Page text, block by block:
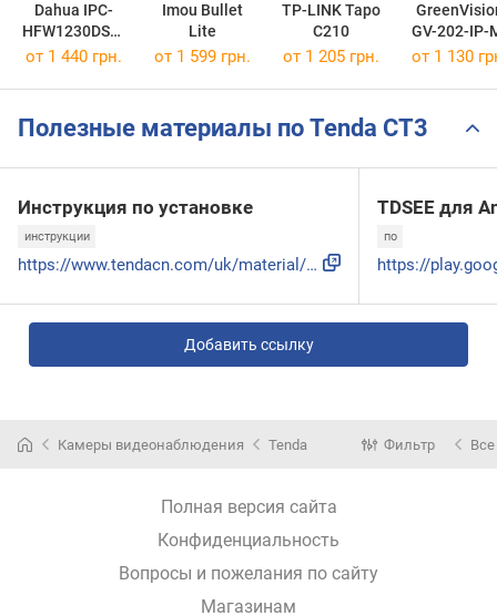
Dahua IPC-
HFW1230DS1-
SAW 2.8 mm
Imou Bullet
Lite
TP-LINK Tapo
C210
GV-202-IP-
DOC40-30
от 1 440 грн. от 1 599 грн. от 1 205 грн. от 1 130
Полезные материалы по Tenda CT3
Инструкция по установке
инструкции
https://www.tendacn.com/uk/material/show/104644?proPath=CT3
TDSEE для
по
Добавить ссылку
Камеры видеонаблюдения Tenda Фильтр
Полная версия сайта
Конфиденциальность
Вопросы и пожелания по сайту
Магазинам